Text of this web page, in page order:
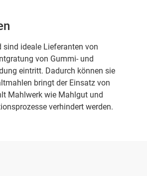
ideale Lieferanten von
von Gummi- und
eintritt. Dadurch können sie
bringt der Einsatz von
Mahlwerk wie Mahlgut und
verhindert werden.